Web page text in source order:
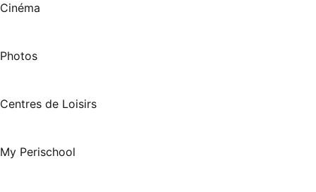
Cinéma
Photos
Centres de Loisirs
My Perischool